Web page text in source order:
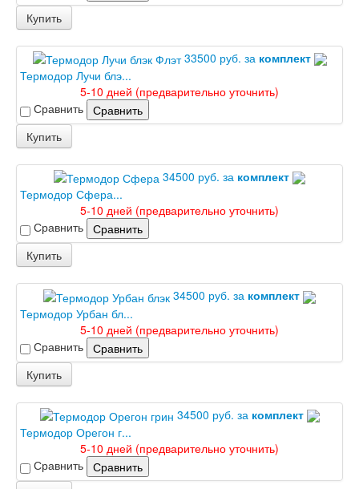
Купить
33500 руб. за комплект
Термодор Лучи блэ...
5-10 дней (предварительно уточнить)
Сравнить Сравнить
Купить
34500 руб. за комплект
Термодор Сфера...
5-10 дней (предварительно уточнить)
Сравнить Сравнить
Купить
34500 руб. за комплект
Термодор Урбан бл...
5-10 дней (предварительно уточнить)
Сравнить Сравнить
Купить
34500 руб. за комплект
Термодор Орегон г...
5-10 дней (предварительно уточнить)
Сравнить Сравнить